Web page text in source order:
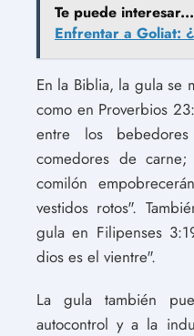
Te puede interesar...
Enfrentar a Goliat:
En la Biblia, la gula se
como en Proverbios
entre los
comedores de
comilón
vestidos rotos".
gula en Filipenses
dios es el vientre".
La gula también
autocontrol y a la